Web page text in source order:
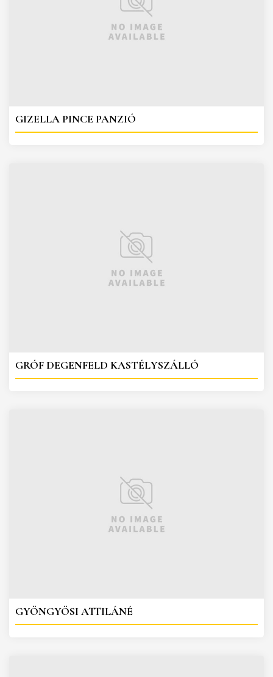
GIZELLA PINCE PANZIÓ
GRÓF DEGENFELD KASTÉLYSZÁLLÓ
GYÖNGYÖSI ATTILÁNÉ